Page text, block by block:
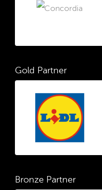
Gold Partner
Bronze Partner